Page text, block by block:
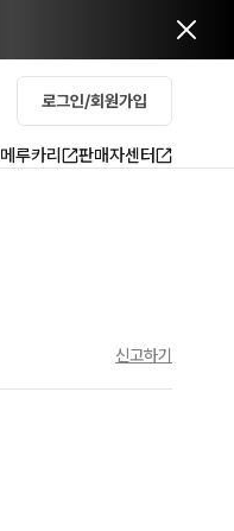
로그인/회원가입
메루카리 판매자센터
신고하기